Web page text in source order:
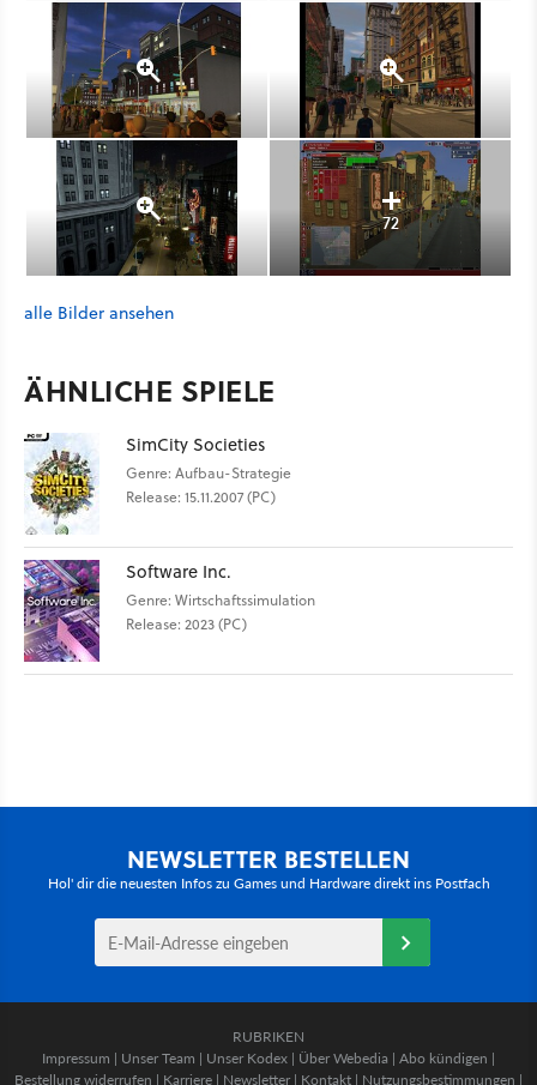
72
alle Bilder ansehen
ÄHNLICHE SPIELE
SimCity Societies
Genre: Aufbau-Strategie
Release: 15.11.2007 (PC)
Software Inc.
Genre: Wirtschaftssimulation
Release: 2023 (PC)
NEWSLETTER BESTELLEN
Hol' dir die neuesten Infos zu Games und Hardware direkt ins Postfach
RUBRIKEN
Impressum | Unser Team | Unser Kodex | Über Webedia | Abo kündigen |
Bestellung widerrufen | Karriere | Newsletter | Kontakt | Nutzungsbestimmungen |